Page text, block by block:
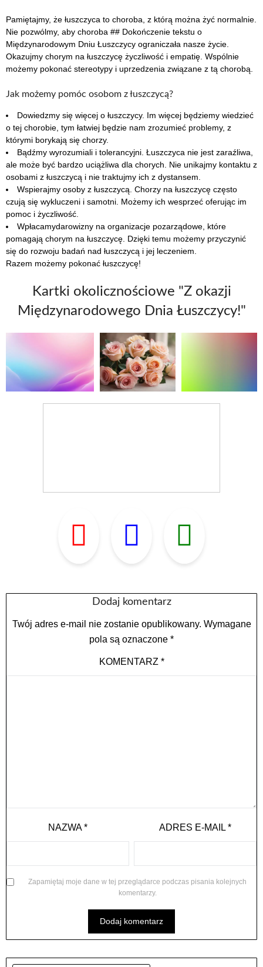
Pamiętajmy, że łuszczyca to choroba, z którą można żyć normalnie.
Nie pozwólmy, aby choroba ## Dokończenie tekstu o
Międzynarodowym Dniu Łuszczycy ograniczała nasze życie.
Okazujmy chorym na łuszczycę życzliwość i empatię. Wspólnie
możemy pokonać stereotypy i uprzedzenia związane z tą chorobą.
Jak możemy pomóc osobom z łuszczycą?
Dowiedzmy się więcej o łuszczycy. Im więcej będziemy wiedzieć
o tej chorobie, tym łatwiej będzie nam zrozumieć problemy, z
którymi borykają się chorzy.
Bądźmy wyrozumiali i tolerancyjni. Łuszczyca nie jest zaraźliwa,
ale może być bardzo uciążliwa dla chorych. Nie unikajmy kontaktu z
osobami z łuszczycą i nie traktujmy ich z dystansem.
Wspierajmy osoby z łuszczycą. Chorzy na łuszczycę często
czują się wykluczeni i samotni. Możemy ich wesprzeć oferując im
pomoc i życzliwość.
Wpłacamydarowizny na organizacje pozarządowe, które
pomagają chorym na łuszczycę. Dzięki temu możemy przyczynić
się do rozwoju badań nad łuszczycą i jej leczeniem.
Razem możemy pokonać łuszczycę!
Kartki okolicznościowe "Z okazji
Międzynarodowego Dnia Łuszczycy!"
Dodaj komentarz
Twój adres e-mail nie zostanie opublikowany. Wymagane
pola są oznaczone *
KOMENTARZ *
NAZWA* ADRES E-MAIL*
Zapamiętaj moje dane w tej przeglądarce podczas pisania kolejnych
komentarzy.